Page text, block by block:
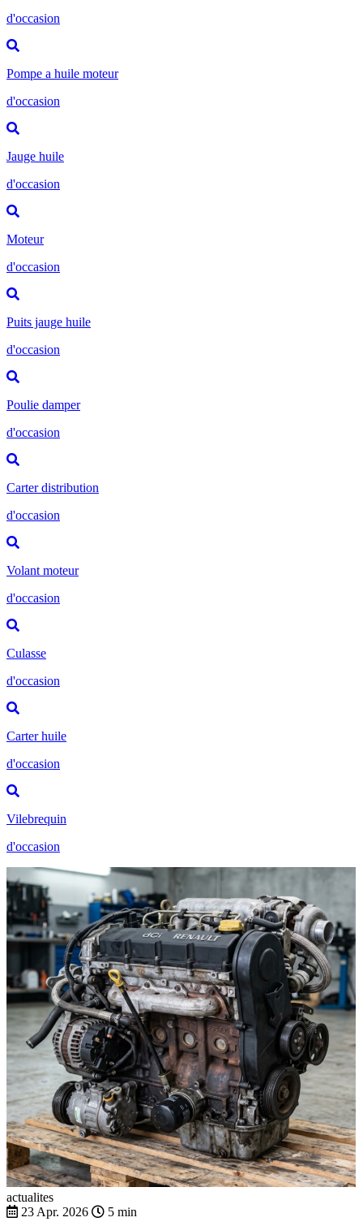
d'occasion
Pompe a huile moteur
d'occasion
Jauge huile
d'occasion
Moteur
d'occasion
Puits jauge huile
d'occasion
Poulie damper
d'occasion
Carter distribution
d'occasion
Volant moteur
d'occasion
Culasse
d'occasion
Carter huile
d'occasion
Vilebrequin
d'occasion
actualites
23 Apr. 2026
5 min